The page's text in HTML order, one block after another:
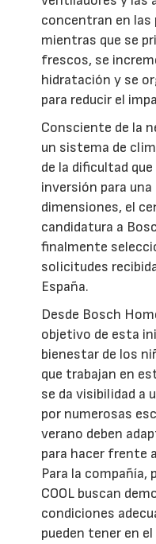
concentran en las
mientras que se
frescos, se
hidratación y se
para reducir el
Consciente de la
un sistema de
de la dificultad
inversión para una
dimensiones, el
candidatura a
finalmente
solicitudes
España.
Desde Bosch
objetivo de esta
bienestar de los
que trabajan en
se da visibilidad a
por numerosas
verano deben
para hacer frente
Para la
COOL buscan
condiciones
pueden tener en